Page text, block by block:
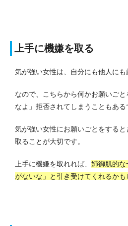
上手に機嫌を取る
気が強い女性は、自分にも他人にも
なので、こちらから何かお願いご
なよ」拒否されてしまうこともある
気が強い女性にお願いごとをする
取ることが大切です。
上手に機嫌を取れれば、 姉御肌的な
がないな」と引き受けてくれるかも